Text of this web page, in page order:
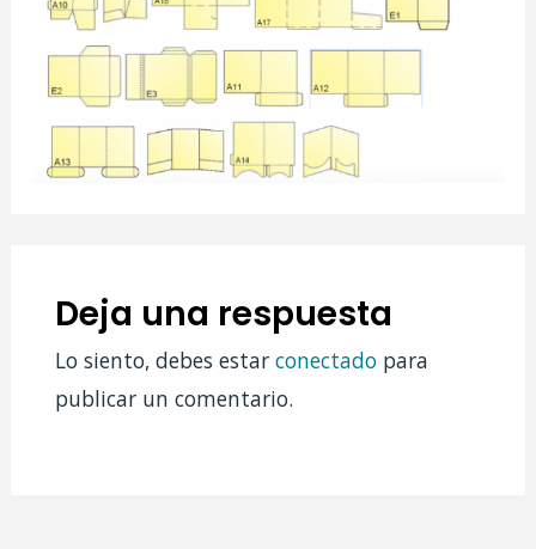
Deja una respuesta
Lo siento, debes estarconectado para
publicar un comentario.